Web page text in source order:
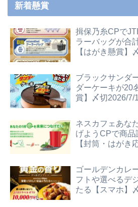
新着懸賞
揖保乃糸CPで
ラーバッグが合
【はがき懸賞】
ブラックサンダ
ダーケーキが20
賞】〆切2026/7/
ネスカフェあな
げようCPで商品
【封筒・はがき
ゴールデンカレ
フトや選べるデ
たる【スマホ】